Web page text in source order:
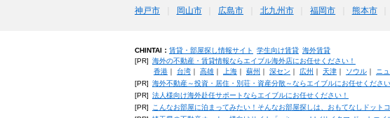
神戸市
岡山市 広島市 北九州市 福岡市 熊本市
CHINTAI： 賃貸・部屋探し情報サイト 学生向け賃貸 海外賃貸
[PR] 海外の不動産・賃貸情報ならエイブル海外店にお任せください！
香港｜ 台湾｜ 高雄｜ 上海｜ 蘇州 ｜ 深セン ｜ 広州 ｜ 天津｜ ソウル｜ ニ
[PR] 海外不動産～投資・居住・別荘・資産分散～ならエイブルにお任せくださ
[PR] 法人様向け海外赴任サポートならエイブルにお任せください！
[PR]
こんなお部屋に泊まってみたい！そんなお部屋探しは、おもてなしドット